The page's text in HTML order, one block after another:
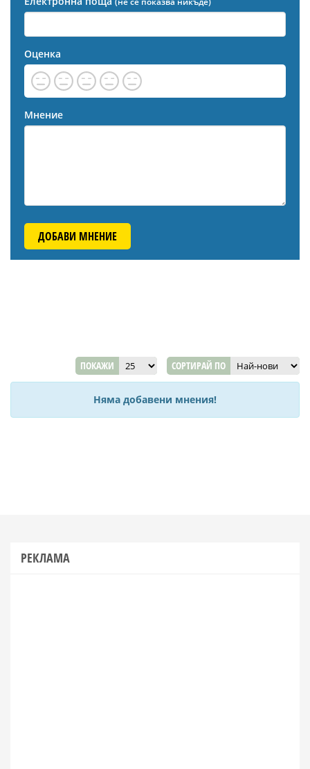
Оценка
Мнение
ДОБАВИ МНЕНИЕ
ПОКАЖИ СОРТИРАЙ ПО
Няма добавени мнения!
РЕКЛАМА